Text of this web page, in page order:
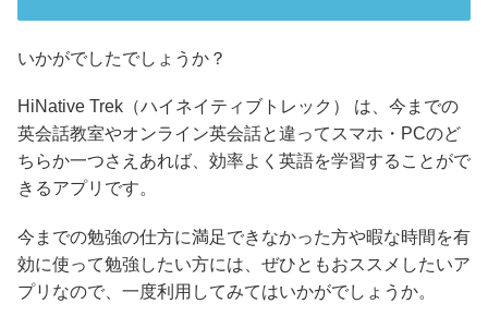
いかがでしたでしょうか？
HiNative Trek（ハイネイティブトレック） は、今までの
英会話教室やオンライン英会話と違ってスマホ・PCのど
ちらか一つさえあれば、効率よく英語を学習することがで
きるアプリです。
今までの勉強の仕方に満足できなかった方や暇な時間を有
効に使って勉強したい方には、ぜひともおススメしたいア
プリなので、一度利用してみてはいかがでしょうか。